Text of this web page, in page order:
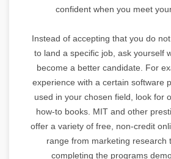
confident when you meet
Instead of accepting that you do
to land a specific job, ask yourself
become a better candidate. For
experience with a certain software
used in your chosen field, look for
how-to books. MIT and other
offer a variety of free, non-credit
range from marketing research
completing the programs